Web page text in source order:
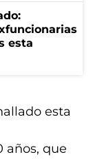
esta
esta
años, que